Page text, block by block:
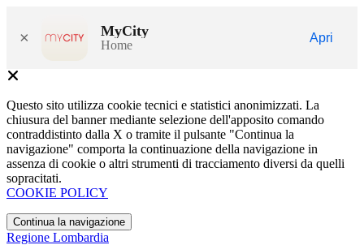
× MyCity
Home
Apri
Questo sito utilizza cookie tecnici e statistici anonimizzati. La
chiusura del banner mediante selezione dell'apposito comando
contraddistinto dalla X o tramite il pulsante "Continua la
navigazione" comporta la continuazione della navigazione in
assenza di cookie o altri strumenti di tracciamento diversi da quelli
sopracitati.
COOKIE POLICY
Continua la navigazione
Regione Lombardia